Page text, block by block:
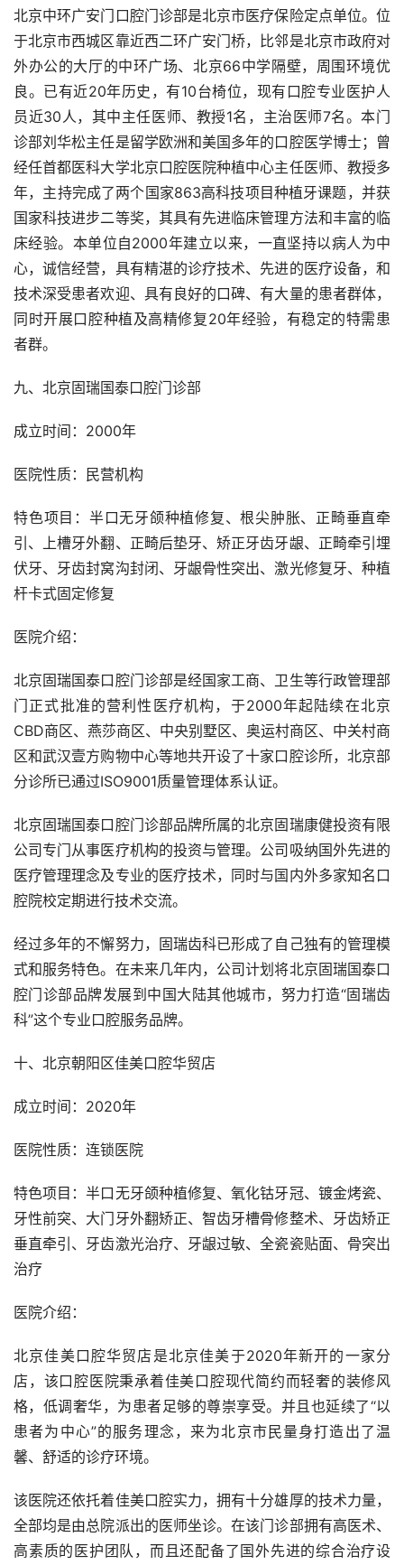
北京中环广安门口腔门诊部是北京市医疗保险定点单位。位
于北京市西城区靠近西二环广安门桥，比邻是北京市政府对
外办公的大厅的中环广场、北京66中学隔壁，周围环境优
良。已有近20年历史，有10台椅位，现有口腔专业医护人
员近30人，其中主任医师、教授1名，主治医师7名。本门
诊部刘华松主任是留学欧洲和美国多年的口腔医学博士；曾
经任首都医科大学北京口腔医院种植中心主任医师、教授多
年，主持完成了两个国家863高科技项目种植牙课题，并获
国家科技进步二等奖，其具有先进临床管理方法和丰富的临
床经验。本单位自2000年建立以来，一直坚持以病人为中
心，诚信经营，具有精湛的诊疗技术、先进的医疗设备，和
技术深受患者欢迎、具有良好的口碑、有大量的患者群体，
同时开展口腔种植及高精修复20年经验，有稳定的特需患
者群。
九、北京固瑞国泰口腔门诊部
成立时间：2000年
医院性质：民营机构
特色项目：半口无牙颌种植修复、根尖肿胀、正畸垂直牵
引、上槽牙外翻、正畸后垫牙、矫正牙齿牙龈、正畸牵引埋
伏牙、牙齿封窝沟封闭、牙龈骨性突出、激光修复牙、种植
杆卡式固定修复
医院介绍：
北京固瑞国泰口腔门诊部是经国家工商、卫生等行政管理部
门正式批准的营利性医疗机构，于2000年起陆续在北京
CBD商区、燕莎商区、中央别墅区、奥运村商区、中关村商
区和武汉壹方购物中心等地共开设了十家口腔诊所，北京部
分诊所已通过ISO9001质量管理体系认证。
北京固瑞国泰口腔门诊部品牌所属的北京固瑞康健投资有限
公司专门从事医疗机构的投资与管理。公司吸纳国外先进的
医疗管理理念及专业的医疗技术，同时与国内外多家知名口
腔院校定期进行技术交流。
经过多年的不懈努力，固瑞齿科已形成了自己独有的管理模
式和服务特色。在未来几年内，公司计划将北京固瑞国泰口
腔门诊部品牌发展到中国大陆其他城市，努力打造“固瑞齿
科”这个专业口腔服务品牌。
十、北京朝阳区佳美口腔华贸店
成立时间：2020年
医院性质：连锁医院
特色项目：半口无牙颌种植修复、氧化钴牙冠、镀金烤瓷、
牙性前突、大门牙外翻矫正、智齿牙槽骨修整术、牙齿矫正
垂直牵引、牙齿激光治疗、牙龈过敏、全瓷瓷贴面、骨突出
治疗
医院介绍：
北京佳美口腔华贸店是北京佳美于2020年新开的一家分
店，该口腔医院秉承着佳美口腔现代简约而轻奢的装修风
格，低调奢华，为患者足够的尊崇享受。并且也延续了“以
患者为中心”的服务理念，来为北京市民量身打造出了温
馨、舒适的诊疗环境。
该医院还依托着佳美口腔实力，拥有十分雄厚的技术力量，
全部均是由总院派出的医师坐诊。在该门诊部拥有高医术、
高素质的医护团队，而且还配备了国外先进的综合治疗设